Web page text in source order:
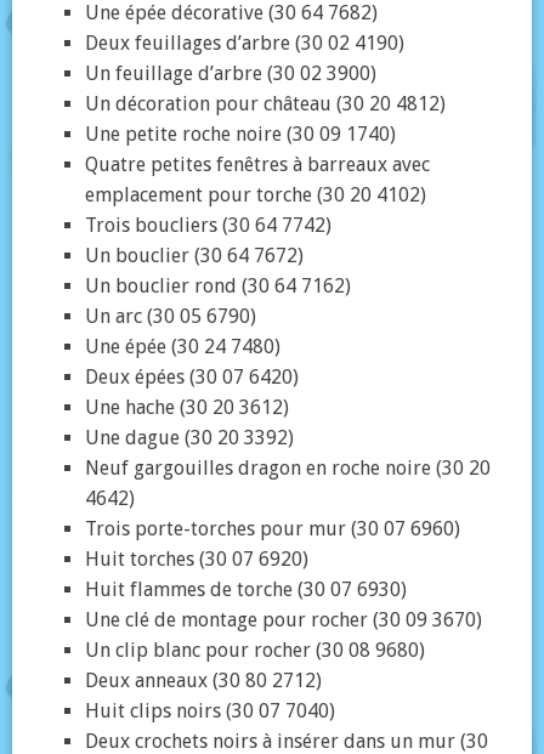
Une épée décorative (30 64 7682)
Deux feuillages d’arbre (30 02 4190)
Un feuillage d’arbre (30 02 3900)
Un décoration pour château (30 20 4812)
Une petite roche noire (30 09 1740)
Quatre petites fenêtres à barreaux avec
emplacement pour torche (30 20 4102)
Trois boucliers (30 64 7742)
Un bouclier (30 64 7672)
Un bouclier rond (30 64 7162)
Un arc (30 05 6790)
Une épée (30 24 7480)
Deux épées (30 07 6420)
Une hache (30 20 3612)
Une dague (30 20 3392)
Neuf gargouilles dragon en roche noire (30 20
4642)
Trois porte-torches pour mur (30 07 6960)
Huit torches (30 07 6920)
Huit flammes de torche (30 07 6930)
Une clé de montage pour rocher (30 09 3670)
Un clip blanc pour rocher (30 08 9680)
Deux anneaux (30 80 2712)
Huit clips noirs (30 07 7040)
Deux crochets noirs à insérer dans un mur (30